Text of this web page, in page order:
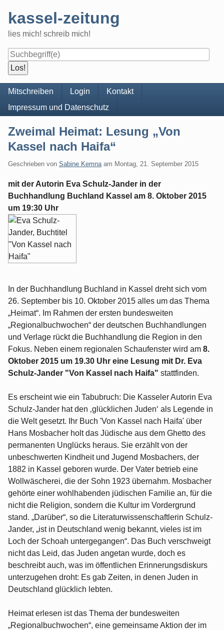
content
kassel-zeitung
lies mich! schreib mich!
Navigation
Mitschreiben Login
Kontakt
Impressum und Datenschutz
Zweimal Heimat: Lesung „Von
Kassel nach Haifa“
Geschrieben von Sabine Kemna am Montag, 21. September 2015
mit der Autorin Eva Schulz-Jander in der
Buchhandlung Buchland Kassel am 8. Oktober 2015
um 19:30 Uhr
In der Buchhandlung Buchland in Kassel dreht sich vom
26. September bis 10. Oktober 2015 alles um das Thema
„Heimat“. Im Rahmen der ersten bundesweiten
„Regionalbuchwochen“ der deutschen Buchhandlungen
und Verlage rückt die Buchhandlung die Region in den
Fokus. Neben einem regionalen Schaufenster wird am 8.
Oktober 2015 um 19.30 Uhr eine Lesung mit Dr. Eva
Schulz-Jander "Von Kassel nach Haifa" stattfinden.
Es erscheint wie ein Tabubruch: Die Kasseler Autorin Eva
Schulz-Jander hat den ‚glücklichen Juden‘ als Legende in
die Welt gesetzt. Ihr Buch 'Von Kassel nach Haifa' über
Hans Mosbacher holt das Jüdische aus dem Ghetto des
permanenten Unglücks heraus. Sie erzählt von der
unbeschwerten Kindheit und Jugend Mosbachers, der
1882 in Kassel geboren wurde. Der Vater betrieb eine
Wollwäscherei, die der Sohn 1923 übernahm. Mosbacher
gehörte einer wohlhabenden jüdischen Familie an, für die
nicht die Religion, sondern die Kultur im Vordergrund
stand. „Darüber“, so die Literaturwissenschaftlerin Schulz-
Jander, „ist in Deutschland wenig bekannt, vieles ist im
Loch der Schoah untergegangen“. Das Buch verschweigt
nicht das Leid, das Juden angetan wurde, doch es
beschreibt auch, was im öffentlichen Erinnerungsdiskurs
unterzugehen droht: Es gab Zeiten, in denen Juden in
Deutschland glücklich lebten.
Heimat erlesen ist das Thema der bundesweiten
„Regionalbuchwochen“, eine gemeinsame Aktion der im